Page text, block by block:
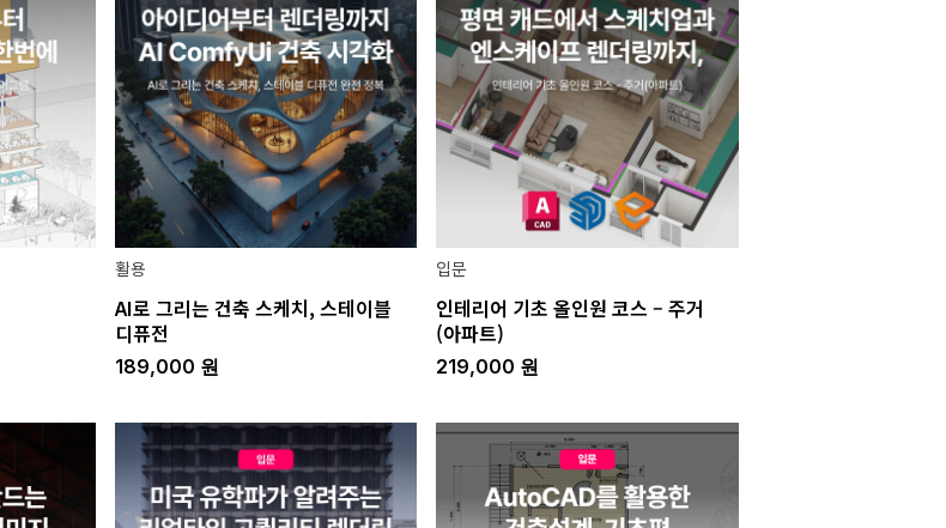
활용
AI로 그리는 건축 스케치, 스테이블
디퓨전
189,000 원
입문
인테리어 기초 올인원 코스 – 주거
(아파트)
219,000 원